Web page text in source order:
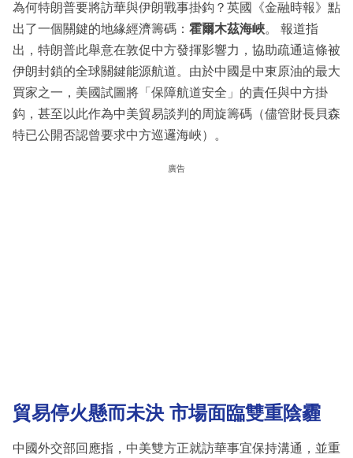
為何特朗普要將訪華與伊朗戰事掛鈎？英國《金融時報》點
出了一個關鍵的地緣經濟籌碼： 霍爾木茲海峽。 報道指
出，特朗普此舉意在敦促中方發揮影響力，協助疏通這條被
伊朗封鎖的全球關鍵能源航道。由於中國是中東原油的最大
買家之一，美國試圖將「保障航道安全」的責任與中方掛
鈎，甚至以此作為中美貿易談判的周旋籌碼（儘管財長貝森
特已公開否認曾要求中方巡邏海峽）。
廣告
貿易停火懸而未決 市場面臨雙重陰霾
中國外交部回應指，中美雙方正就訪華事宜保持溝通，並重